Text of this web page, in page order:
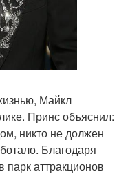
Майкл
Принс объяснил:
никто не должен
Благодаря
аттракционов